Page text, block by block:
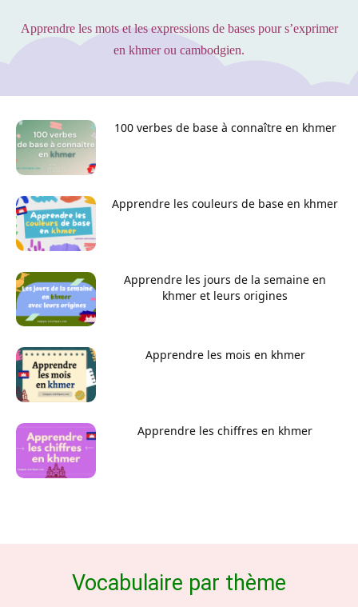
Apprendre les mots et les expressions de bases pour s’exprimer
en khmer ou cambodgien.
100 verbes de base à connaître en khmer
Apprendre les couleurs de base en khmer
Apprendre les jours de la semaine en
khmer et leurs origines
Apprendre les mois en khmer
Apprendre les chiffres en khmer
Vocabulaire par thème